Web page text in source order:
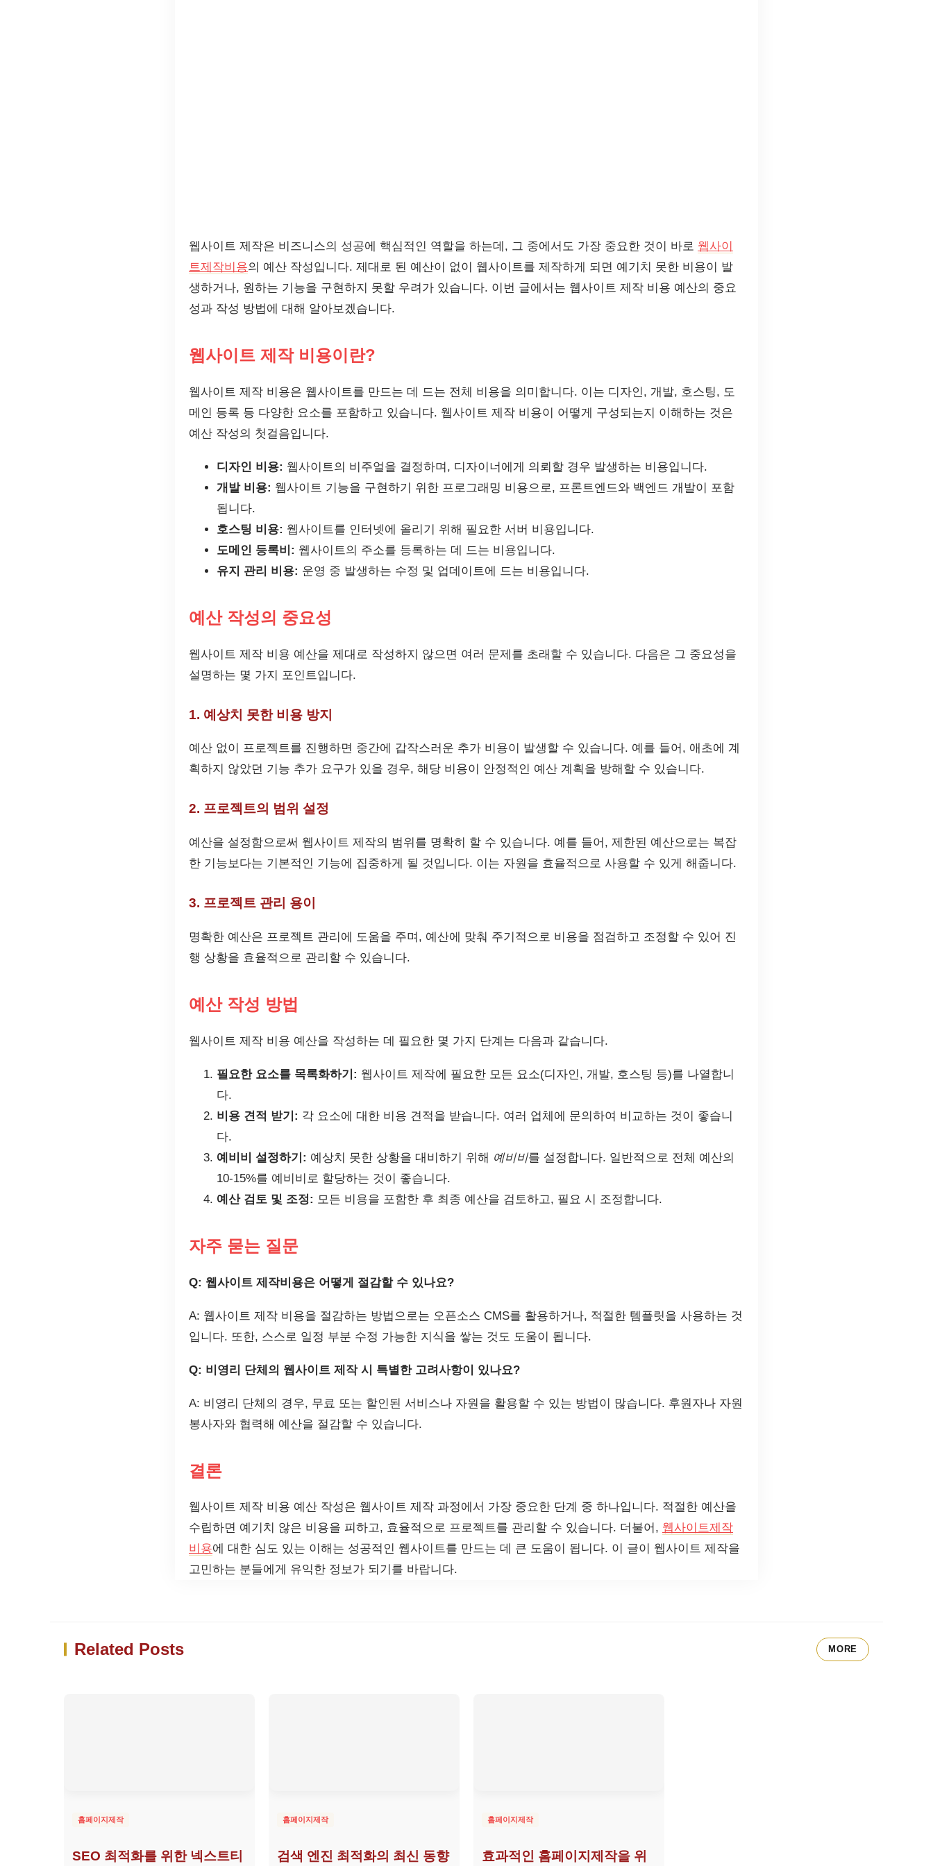
웹사이트 제작은 비즈니스의 성공에 핵심적인 역할을 하는데, 그 중에서도 가장 중요한 것이 바로 웹사이
트제작비용의 예산 작성입니다. 제대로 된 예산이 없이 웹사이트를 제작하게 되면 예기치 못한 비용이 발
생하거나, 원하는 기능을 구현하지 못할 우려가 있습니다. 이번 글에서는 웹사이트 제작 비용 예산의 중요
성과 작성 방법에 대해 알아보겠습니다.
웹사이트 제작 비용이란?
웹사이트 제작 비용은 웹사이트를 만드는 데 드는 전체 비용을 의미합니다. 이는 디자인, 개발, 호스팅, 도
메인 등록 등 다양한 요소를 포함하고 있습니다. 웹사이트 제작 비용이 어떻게 구성되는지 이해하는 것은
예산 작성의 첫걸음입니다.
디자인 비용: 웹사이트의 비주얼을 결정하며, 디자이너에게 의뢰할 경우 발생하는 비용입니다.
개발 비용: 웹사이트 기능을 구현하기 위한 프로그래밍 비용으로, 프론트엔드와 백엔드 개발이 포함
됩니다.
호스팅 비용: 웹사이트를 인터넷에 올리기 위해 필요한 서버 비용입니다.
도메인 등록비: 웹사이트의 주소를 등록하는 데 드는 비용입니다.
유지 관리 비용: 운영 중 발생하는 수정 및 업데이트에 드는 비용입니다.
예산 작성의 중요성
웹사이트 제작 비용 예산을 제대로 작성하지 않으면 여러 문제를 초래할 수 있습니다. 다음은 그 중요성을
설명하는 몇 가지 포인트입니다.
1. 예상치 못한 비용 방지
예산 없이 프로젝트를 진행하면 중간에 갑작스러운 추가 비용이 발생할 수 있습니다. 예를 들어, 애초에 계
획하지 않았던 기능 추가 요구가 있을 경우, 해당 비용이 안정적인 예산 계획을 방해할 수 있습니다.
2. 프로젝트의 범위 설정
예산을 설정함으로써 웹사이트 제작의 범위를 명확히 할 수 있습니다. 예를 들어, 제한된 예산으로는 복잡
한 기능보다는 기본적인 기능에 집중하게 될 것입니다. 이는 자원을 효율적으로 사용할 수 있게 해줍니다.
3. 프로젝트 관리 용이
명확한 예산은 프로젝트 관리에 도움을 주며, 예산에 맞춰 주기적으로 비용을 점검하고 조정할 수 있어 진
행 상황을 효율적으로 관리할 수 있습니다.
예산 작성 방법
웹사이트 제작 비용 예산을 작성하는 데 필요한 몇 가지 단계는 다음과 같습니다.
필요한 요소를 목록화하기: 웹사이트 제작에 필요한 모든 요소(디자인, 개발, 호스팅 등)를 나열합니
다.
비용 견적 받기: 각 요소에 대한 비용 견적을 받습니다. 여러 업체에 문의하여 비교하는 것이 좋습니
다.
예비비 설정하기: 예상치 못한 상황을 대비하기 위해 예비비를 설정합니다. 일반적으로 전체 예산의
10-15%를 예비비로 할당하는 것이 좋습니다.
예산 검토 및 조정: 모든 비용을 포함한 후 최종 예산을 검토하고, 필요 시 조정합니다.
자주 묻는 질문
Q: 웹사이트 제작비용은 어떻게 절감할 수 있나요?
A: 웹사이트 제작 비용을 절감하는 방법으로는 오픈소스 CMS를 활용하거나, 적절한 템플릿을 사용하는 것
입니다. 또한, 스스로 일정 부분 수정 가능한 지식을 쌓는 것도 도움이 됩니다.
Q: 비영리 단체의 웹사이트 제작 시 특별한 고려사항이 있나요?
A: 비영리 단체의 경우, 무료 또는 할인된 서비스나 자원을 활용할 수 있는 방법이 많습니다. 후원자나 자원
봉사자와 협력해 예산을 절감할 수 있습니다.
결론
웹사이트 제작 비용 예산 작성은 웹사이트 제작 과정에서 가장 중요한 단계 중 하나입니다. 적절한 예산을
수립하면 예기치 않은 비용을 피하고, 효율적으로 프로젝트를 관리할 수 있습니다. 더불어, 웹사이트제작
비용에 대한 심도 있는 이해는 성공적인 웹사이트를 만드는 데 큰 도움이 됩니다. 이 글이 웹사이트 제작을
고민하는 분들에게 유익한 정보가 되기를 바랍니다.
Related Posts MORE
홈페이지제작
SEO 최적화를 위한 넥스트티
홈페이지제작
검색 엔진 최적화의 최신 동향
홈페이지제작
효과적인 홈페이지제작을 위